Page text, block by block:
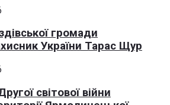
громади
України Тарас Щур
світової війни